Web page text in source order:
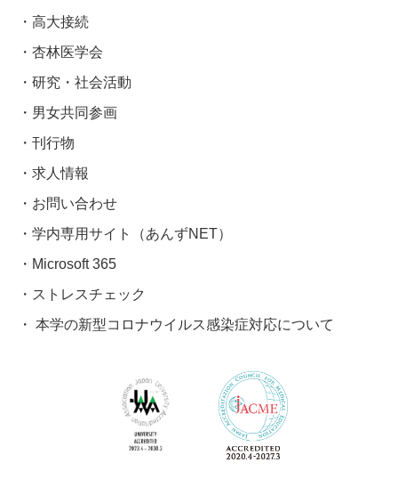
高大接続
杏林医学会
研究・社会活動
男女共同参画
刊行物
求人情報
お問い合わせ
学内専用サイト（あんずNET）
Microsoft 365
ストレスチェック
本学の新型コロナウイルス感染症対応について